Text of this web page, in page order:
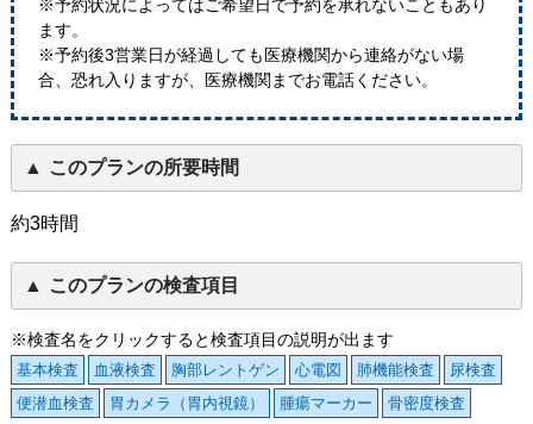
※予約状況によってはご希望日で予約を承れないこともあり
ます。
※予約後3営業日が経過しても医療機関から連絡がない場
合、恐れ入りますが、医療機関までお電話ください。
このプランの所要時間
約3時間
このプランの検査項目
※検査名をクリックすると検査項目の説明が出ます
基本検査 血液検査 胸部レントゲン 心電図 肺機能検査
尿検査
便潜血検査
胃カメラ（胃内視鏡） 腫瘍マーカー 骨密度検査